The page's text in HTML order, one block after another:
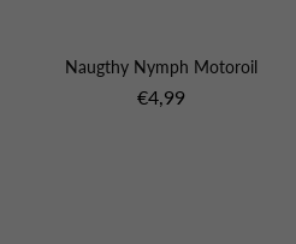
Naugthy Nymph Motoroil
Normaler
€4,99